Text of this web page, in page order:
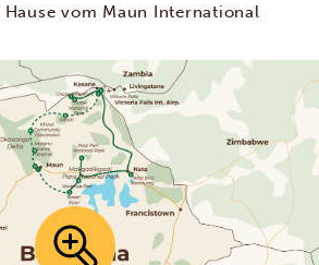
Hause vom Maun International